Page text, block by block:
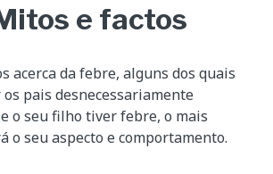
e factos
acerca da febre, alguns dos quais
pais desnecessariamente
o seu filho tiver febre, o mais
o seu aspecto e comportamento.